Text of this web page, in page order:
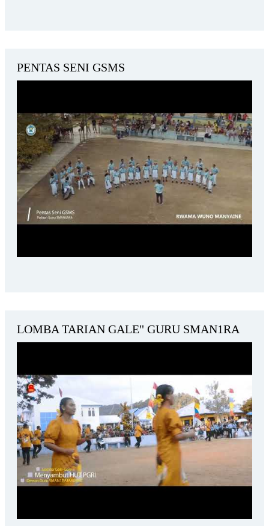
PENTAS SENI GSMS
LOMBA TARIAN GALE" GURU SMAN1RA